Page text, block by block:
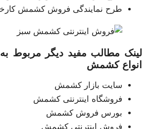
طرح نمایندگی فروش کشمش
لینک مطالب مفید دیگر مربوط به
انواع کشمش
سایت بازار کشمش
فروشگاه اینترنتی کشمش
بورس فروش کشمش
فروش اینترنتی کشمش